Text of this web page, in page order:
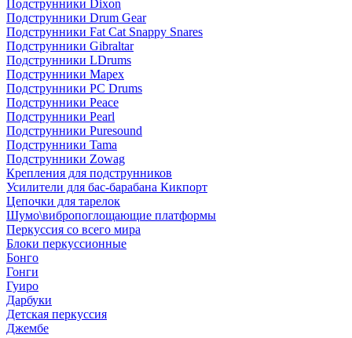
Подструнники Dixon
Подструнники Drum Gear
Подструнники Fat Cat Snappy Snares
Подструнники Gibraltar
Подструнники LDrums
Подструнники Mapex
Подструнники PC Drums
Подструнники Peace
Подструнники Pearl
Подструнники Puresound
Подструнники Tama
Подструнники Zowag
Крепления для подструнников
Усилители для бас-барабана Кикпорт
Цепочки для тарелок
Шумо\вибропоглощающие платформы
Перкуссия со всего мира
Блоки перкуссионные
Бонго
Гонги
Гуиро
Дарбуки
Детская перкуссия
Джембе